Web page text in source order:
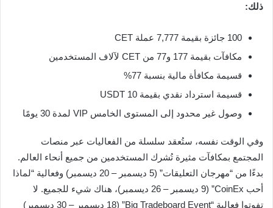
ذلك:
100 جائزة بقيمة 7,777 عملة CET
مكافآت بقيمة 177 و77 من CET لآلاف المستخدمين
قسيمة مكافأة مالية بنسبة 77%
قسيمة استرداد نقدي بقيمة 10 USDT
وصول غير محدود إلى المستوى الخامس VIP لمدة 30 يومًا
وفي الوقت نفسه، ستُعقد سلسلة من الفعاليات عبر منصات
المجتمع بمكافآت مثيرة تُشرك المستخدمين من جميع أنحاء العالم.
بدءًا من “مهرجان التعليقات” (5 ديسمبر – 20 ديسمبر) وفعالية “لماذا
أحب CoinEx” (9 ديسمبر – 26 ديسمبر)، هناك شيء للجميع. لا
تفوتوا فعالية “Big Tradeboard Event” (18 ديسمبر – 30 ديسمبر)